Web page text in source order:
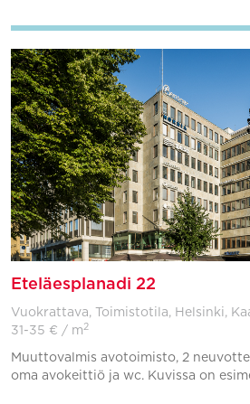
Eteläesplanadi 22
Vuokrattava, Toimistotila, Helsinki,
31-35 € / m 2
Muuttovalmis avotoimisto, 2
oma avokeittiö ja wc. Kuvissa on